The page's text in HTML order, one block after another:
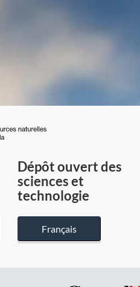
du
Canada
Dépôt ouvert des
sciences et
technologie
Français